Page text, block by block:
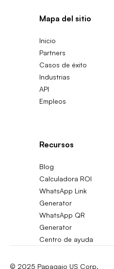
Mapa del sitio
Inicio
Partners
Casos de éxito
Industrias
API
Empleos
Recursos
Blog
Calculadora ROI
WhatsApp Link
Generator
WhatsApp QR
Generator
Centro de ayuda
© 2025 Papagaio US Corp.